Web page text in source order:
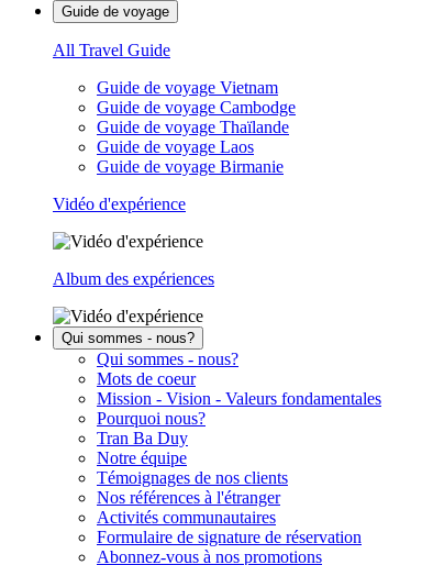
Guide de voyage
All Travel Guide
Guide de voyage Vietnam
Guide de voyage Cambodge
Guide de voyage Thaïlande
Guide de voyage Laos
Guide de voyage Birmanie
Vidéo d'expérience
Album des expériences
Qui sommes - nous?
Qui sommes - nous?
Mots de coeur
Mission - Vision - Valeurs fondamentales
Pourquoi nous?
Tran Ba Duy
Notre équipe
Témoignages de nos clients
Nos références à l'étranger
Activités communautaires
Formulaire de signature de réservation
Abonnez-vous à nos promotions